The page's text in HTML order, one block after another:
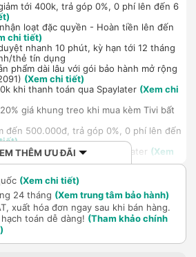
tới 400k, trả góp 0%, 0 phí lên đến 6
loạt đặc quyền - Hoàn tiền lên đến
chi tiết)
nhanh 10 phút, kỳ hạn tới 12 tháng
thẻ tín dụng
phẩm dài lâu với gói bảo hành mở rộng
(Xem chi tiết)
khi thanh toán qua Spaylater (Xem chi
giá khung treo khi mua kèm Tivi bất
đến 500.000đ, trả góp 0%, 0 phí lên đến
khi thanh toán qua Homepaylater (Xem
THÊM ƯU ĐÃI
(Xem chi tiết)
24 tháng (Xem trung tâm bảo hành)
xuất hóa đơn ngay sau khi bán hàng.
toán dễ dàng! (Tham khảo chính